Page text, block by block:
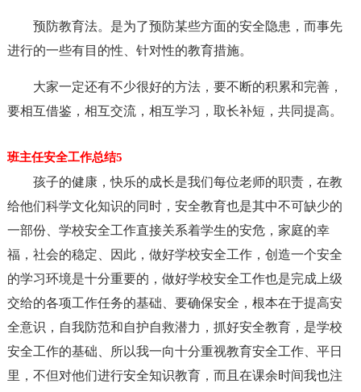
预防教育法。是为了预防某些方面的安全隐患，而事先
进行的一些有目的性、针对性的教育措施。
大家一定还有不少很好的方法，要不断的积累和完善，
要相互借鉴，相互交流，相互学习，取长补短，共同提高。
班主任安全工作总结5
孩子的健康，快乐的成长是我们每位老师的职责，在教
给他们科学文化知识的同时，安全教育也是其中不可缺少的
一部份、学校安全工作直接关系着学生的安危，家庭的幸
福，社会的稳定、因此，做好学校安全工作，创造一个安全
的学习环境是十分重要的，做好学校安全工作也是完成上级
交给的各项工作任务的基础、要确保安全，根本在于提高安
全意识，自我防范和自护自救潜力，抓好安全教育，是学校
安全工作的基础、所以我一向十分重视教育安全工作、平日
里，不但对他们进行安全知识教育，而且在课余时间我也注